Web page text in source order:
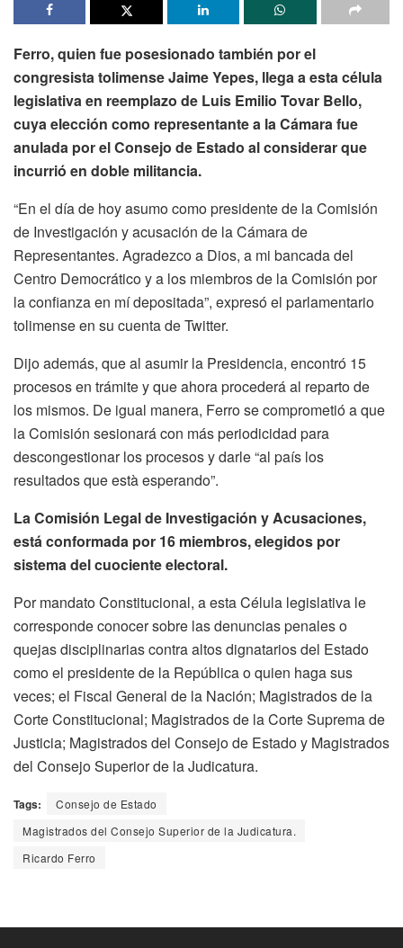
Ferro, quien fue posesionado también por el
congresista tolimense Jaime Yepes, llega a esta célula
legislativa en reemplazo de Luis Emilio Tovar Bello,
cuya elección como representante a la Cámara fue
anulada por el Consejo de Estado al considerar que
incurrió en doble militancia.
“En el día de hoy asumo como presidente de la Comisión
de Investigación y acusación de la Cámara de
Representantes. Agradezco a Dios, a mi bancada del
Centro Democrático y a los miembros de la Comisión por
la confianza en mí depositada”, expresó el parlamentario
tolimense en su cuenta de Twitter.
Dijo además, que al asumir la Presidencia, encontró 15
procesos en trámite y que ahora procederá al reparto de
los mismos. De igual manera, Ferro se comprometió a que
la Comisión sesionará con más periodicidad para
descongestionar los procesos y darle “al país los
resultados que està esperando”.
La Comisión Legal de Investigación y Acusaciones,
está conformada por 16 miembros, elegidos por
sistema del cuociente electoral.
Por mandato Constitucional, a esta Célula legislativa le
corresponde conocer sobre las denuncias penales o
quejas disciplinarias contra altos dignatarios del Estado
como el presidente de la República o quien haga sus
veces; el Fiscal General de la Nación; Magistrados de la
Corte Constitucional; Magistrados de la Corte Suprema de
Justicia; Magistrados del Consejo de Estado y Magistrados
del Consejo Superior de la Judicatura.
Tags:
Consejo de Estado
Magistrados del Consejo Superior de la Judicatura.
Ricardo Ferro